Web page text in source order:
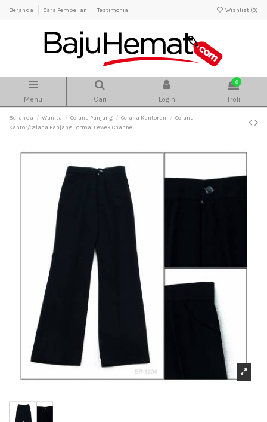
Beranda Cara Pembelian Testimonial Wishlist (0)
Menu Cari Login
0
Troli
Beranda Wanita Celana Panjang Celana Kantoran
Celana
Kantor/Celana Panjang Formal Cewek Channel